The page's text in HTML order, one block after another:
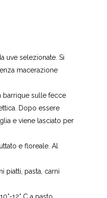
uve selezionate. Si
macerazione
barrique sulle fecce
Dopo essere
e viene lasciato per
e floreale. Al
piatti, pasta, carni